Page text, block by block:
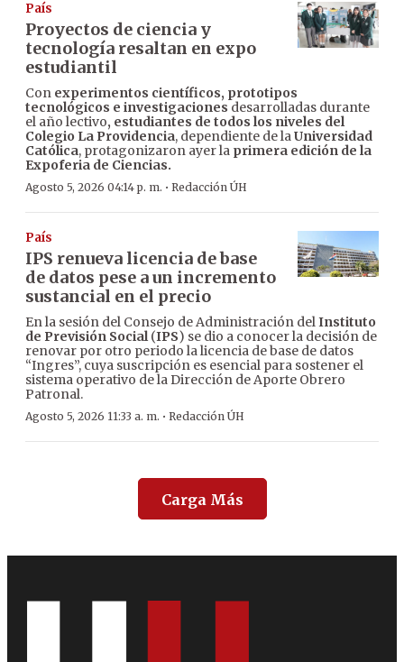
País
Proyectos de ciencia y
tecnología resaltan en expo
estudiantil
Con experimentos científicos, prototipos
tecnológicos e investigaciones desarrolladas durante
el año lectivo, estudiantes de todos los niveles del
Colegio La Providencia, dependiente de laUniversidad
Católica, protagonizaron ayer la primera edición de la
Expoferia de Ciencias.
Agosto 5, 2026 04:14 p. m. · Redacción ÚH
País
IPS renueva licencia de base
de datos pese a un incremento
sustancial en el precio
En la sesión del Consejo de Administración delInstituto
de Previsión Social(IPS) se dio a conocer la decisión de
renovar por otro periodo la licencia de base de datos
“Ingres”, cuya suscripción es esencial para sostener el
sistema operativo de la Dirección de Aporte Obrero
Patronal.
Agosto 5, 2026 11:33 a. m. · Redacción ÚH
Carga Más